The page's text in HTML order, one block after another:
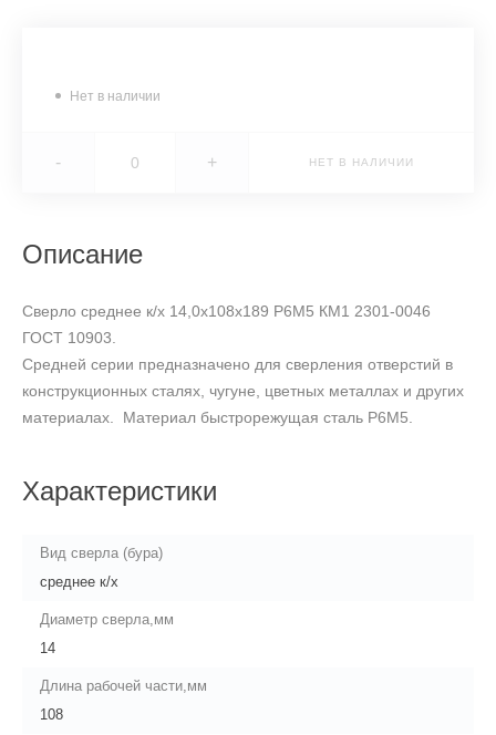
Нет в наличии
- + НЕТ В НАЛИЧИИ
Описание
Сверло среднее к/х 14,0х108х189 Р6М5 КМ1 2301-0046
ГОСТ 10903.
Средней серии предназначено для сверления отверстий в
конструкционных сталях, чугуне, цветных металлах и других
материалах. Материал быстрорежущая сталь Р6М5.
Характеристики
Вид сверла (бура)
среднее к/х
Диаметр сверла,мм
14
Длина рабочей части,мм
108